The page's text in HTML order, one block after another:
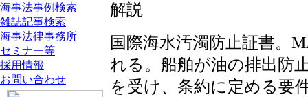
海事法事例検索
雑誌記事検索
海事法律事務所
セミナー等
採用情報
お問い合わせ
解説
国際海水汚濁防止証書。
れる。船舶が油の排出防
を受け、条約に定める要